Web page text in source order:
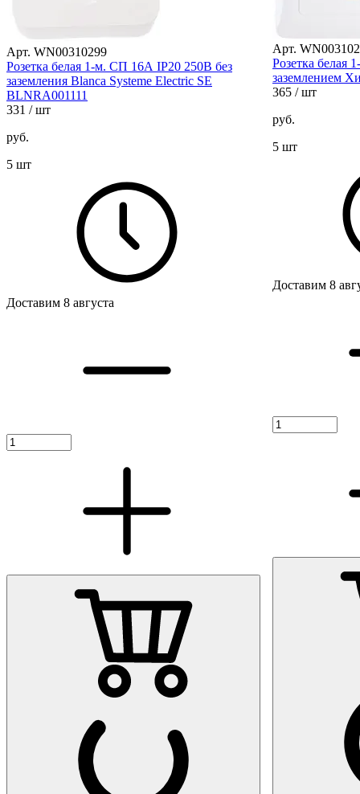
Арт. WN00310299
Розетка белая 1-м. СП 16А IP20 250В без
заземления Blanca Systeme Electric SE
BLNRA001111
331 / шт
руб.
5 шт
Доставим 8 августа
Арт.
Розетка белая
заземлением
365 / шт
руб.
5 шт
Доставим 8